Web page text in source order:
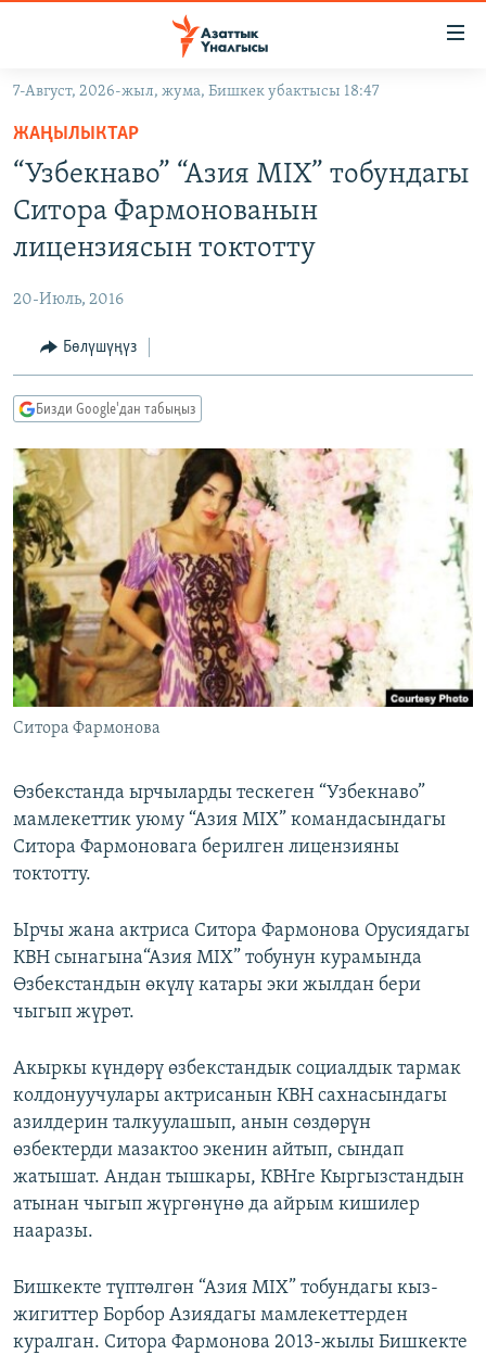
Навигацияга
өтүңүз
Издөөгө
салыңыз
КЫРГЫЗСТАН
МАДАНИЯТ
УКРАИНА
ТВ ПРОГРАММАЛАР
БҮГҮН АЗАТТЫКТА
ДАНИСТЕ
ЭЖЕ-СИҢДИЛЕР
АЗАТТЫК+
ЫҢГАЙСЫЗ СУРООЛОР
ПОДКАСТ
Русский
ОНЛАЙН ШЕРИНЕ
ЭЕ/АРнун бардык сайттары
7-Август, 2026-жыл, жума, Бишкек убактысы 18:47
ЖАҢЫЛЫКТАР
“Узбекнаво” “Азия MIX” тобундагы
Ситора Фармонованын
лицензиясын токтотту
20-Июль, 2016
Бөлүшүңүз
Бизди Google'дан табыңыз
Ситора Фармонова
Өзбекстанда ырчыларды тескеген “Узбекнаво”
мамлекеттик уюму “Азия MIX” командасындагы
Ситора Фармоновага берилген лицензияны
токтотту.
Ырчы жана актриса Ситора Фармонова Орусиядагы
КВН сынагына“Азия MIX” тобунун курамында
Өзбекстандын өкүлү катары эки жылдан бери
чыгып жүрөт.
Акыркы күндөрү өзбекстандык социалдык тармак
колдонуучулары актрисанын КВН сахнасындагы
азилдерин талкуулашып, анын сөздөрүн
өзбектерди мазактоо экенин айтып, сындап
жатышат. Андан тышкары, КВНге Кыргызстандын
атынан чыгып жүргөнүнө да айрым кишилер
нааразы.
Бишкекте түптөлгөн “Азия MIX” тобундагы кыз-
жигиттер Борбор Азиядагы мамлекеттерден
куралган. Ситора Фармонова 2013-жылы Бишкекте